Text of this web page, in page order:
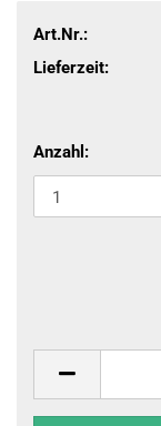
Art.Nr.:
Lieferzeit:
Anzahl: